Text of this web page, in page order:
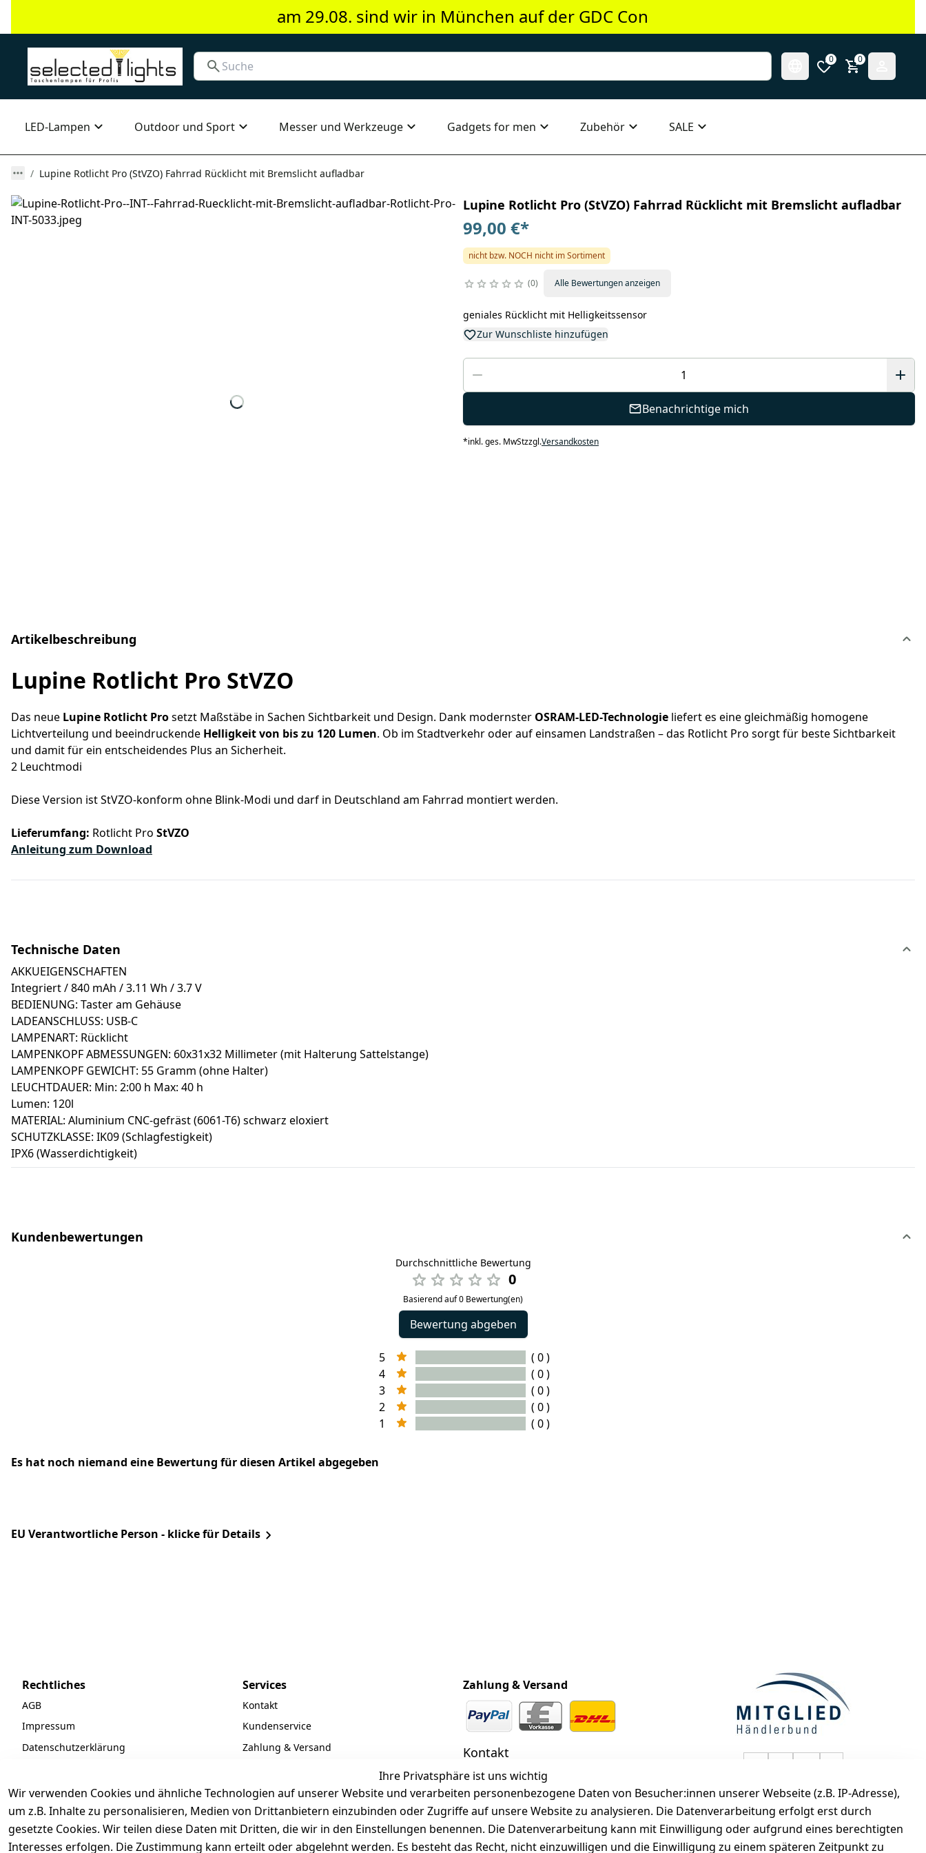
am 29.08. sind wir in München auf der GDC Con
0 0
LED-Lampen Outdoor und Sport Messer und Werkzeuge Gadgets for men Zubehör SALE
Lupine Rotlicht Pro (StVZO) Fahrrad Rücklicht mit Bremslicht aufladbar
Lupine Rotlicht Pro (StVZO) Fahrrad Rücklicht mit Bremslicht aufladbar
99,00 €*
nicht bzw. NOCH nicht im Sortiment
0 Alle Bewertungen anzeigen
geniales Rücklicht mit Helligkeitssensor
Zur Wunschliste hinzufügen
Benachrichtige mich
*inkl. ges. MwStzzgl.Versandkosten
Artikelbeschreibung
Lupine Rotlicht Pro StVZO
Das neue Lupine Rotlicht Prosetzt Maßstäbe in Sachen Sichtbarkeit und Design. Dank modernster OSRAM-LED-Technologie liefert es eine gleichmäßig homogene
Lichtverteilung und beeindruckende Helligkeit von bis zu 120 Lumen. Ob im Stadtverkehr oder auf einsamen Landstraßen – das Rotlicht Pro sorgt für beste Sichtbarkeit
und damit für ein entscheidendes Plus an Sicherheit.
2 Leuchtmodi
Diese Version ist StVZO-konform ohne Blink-Modi und darf in Deutschland am Fahrrad montiert werden.
Lieferumfang: Rotlicht Pro StVZO
Anleitung zum Download
Technische Daten
AKKUEIGENSCHAFTEN
Integriert / 840 mAh / 3.11 Wh / 3.7 V
BEDIENUNG: Taster am Gehäuse
LADEANSCHLUSS: USB-C
LAMPENART: Rücklicht
LAMPENKOPF ABMESSUNGEN: 60x31x32 Millimeter (mit Halterung Sattelstange)
LAMPENKOPF GEWICHT: 55 Gramm (ohne Halter)
LEUCHTDAUER: Min: 2:00 h Max: 40 h
Lumen: 120l
MATERIAL: Aluminium CNC-gefräst (6061-T6) schwarz eloxiert
SCHUTZKLASSE: IK09 (Schlagfestigkeit)
IPX6 (Wasserdichtigkeit)
Kundenbewertungen
Durchschnittliche Bewertung
0
Basierend auf 0 Bewertung(en)
Bewertung abgeben
5
( 0 )
4
( 0 )
3
( 0 )
2
( 0 )
1
( 0 )
Es hat noch niemand eine Bewertung für diesen Artikel abgegeben
EU Verantwortliche Person - klicke für Details
Ihre Privatsphäre ist uns wichtig
Wir verwenden Cookies und ähnliche Technologien auf unserer Website und verarbeiten personenbezogene Daten von Besucher:innen unserer Webseite (z.B. IP-Adresse),
um z.B. Inhalte zu personalisieren, Medien von Drittanbietern einzubinden oder Zugriffe auf unsere Website zu analysieren. Die Datenverarbeitung erfolgt erst durch
gesetzte Cookies. Wir teilen diese Daten mit Dritten, die wir in den Einstellungen benennen. Die Datenverarbeitung kann mit Einwilligung oder aufgrund eines berechtigten
Interesses erfolgen. Die Zustimmung kann erteilt oder abgelehnt werden. Es besteht das Recht, nicht einzuwilligen und die Einwilligung zu einem späteren Zeitpunkt zu
Rechtliches
AGB
Impressum
Datenschutzerklärung
Services
Kontakt
Kundenservice
Zahlung & Versand
Newsletter
Unsere Partner
FAQ
Zahlung & Versand
Kontakt
+49 (0)6185 2457
Mail: info@selected-lights.de
Unter den Weingärten 42